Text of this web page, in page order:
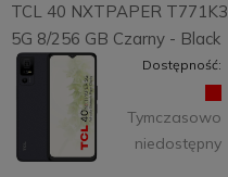
TCL 40 NXTPAPER T771K3
5G 8/256 GB Czarny - Black
Dostępność:
Tymczasowo
niedostępny